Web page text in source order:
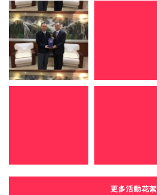
更多活動花絮